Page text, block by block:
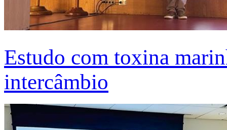
Estudo com toxina
intercâmbio